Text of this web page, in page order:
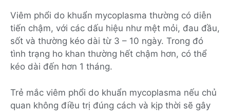
Viêm phổi do khuẩn mycoplasma thường có diễn
tiến chậm, với các dấu hiệu như mệt mỏi, đau đầu,
sốt và thường kéo dài từ 3 – 10 ngày. Trong đó
tình trạng ho khan thường hết chậm hơn, có thể
kéo dài đến hơn 1 tháng.
Trẻ mắc viêm phổi do khuẩn mycoplasma nếu chủ
quan không điều trị đúng cách và kịp thời sẽ gây